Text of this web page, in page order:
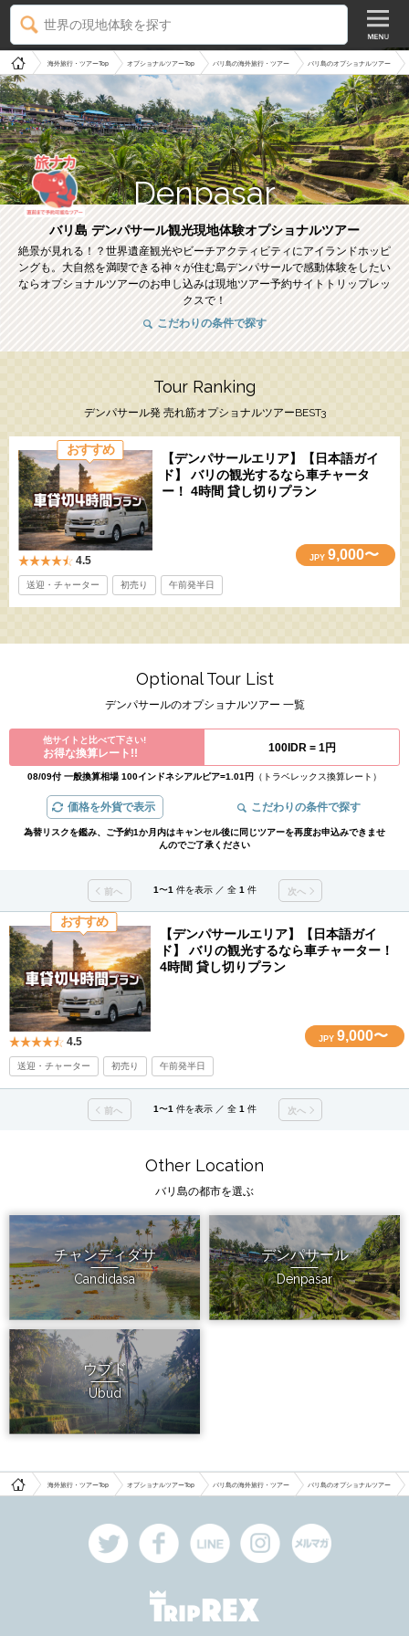
世界の現地体験を探す
海外旅行・ツアーTop オプショナルツアーTop バリ島の海外旅行・ツアー バリ島のオプショナルツアー
Denpasar
バリ島 デンパサール観光現地体験オプショナルツアー
絶景が見れる！？世界遺産観光やビーチアクティビティにアイランドホッピ
ングも。大自然を満喫できる神々が住む島デンパサールで感動体験をしたい
ならオプショナルツアーのお申し込みは現地ツアー予約サイトトリップレッ
クスで！
こだわりの条件で探す
Tour Ranking
デンパサール発 売れ筋オプショナルツアーBEST3
おすすめ
4.5
【デンパサールエリア】【日本語ガイ
ド】 バリの観光するなら車チャータ
ー！ 4時間 貸し切りプラン
JPY 9,000〜
送迎・チャーター 初売り 午前発半日
Optional Tour List
デンパサールのオプショナルツアー 一覧
他サイトと比べて下さい!
お得な換算レート!! 100IDR = 1円
08/09付 一般換算相場 100インドネシアルピア=1.01円 （トラベレックス換算レート）
価格を外貨で表示 こだわりの条件で探す
為替リスクを鑑み、ご予約1か月内はキャンセル後に同じツアーを再度お申込みできませ
んのでご了承ください
前へ 1〜1 件を表示 ／ 全 1 件 次へ
おすすめ
4.5
【デンパサールエリア】【日本語ガイ
ド】 バリの観光するなら車チャーター！
4時間 貸し切りプラン
JPY 9,000〜
送迎・チャーター 初売り 午前発半日
前へ 1〜1 件を表示 ／ 全 1 件 次へ
Other Location
バリ島の都市を選ぶ
チャンディダサ
Candidasa
デンパサール
Denpasar
ウブド
Ubud
海外旅行・ツアーTop オプショナルツアーTop バリ島の海外旅行・ツアー バリ島のオプショナルツアー